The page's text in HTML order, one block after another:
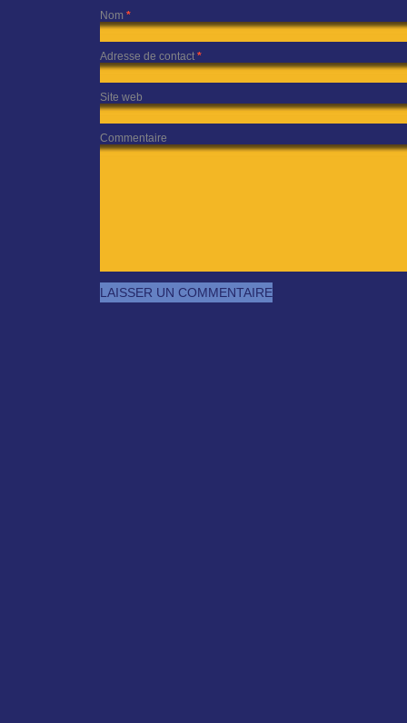
Nom *
Adresse de contact *
Site web
Commentaire